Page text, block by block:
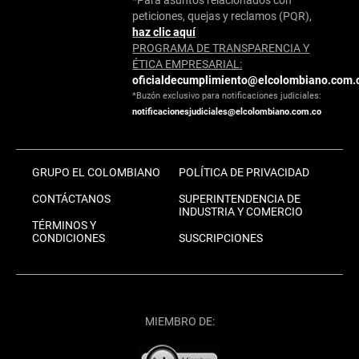
peticiones, quejas y reclamos (PQR),
haz clic aquí
PROGRAMA DE TRANSPARENCIA Y
ÉTICA EMPRESARIAL:
*Buzón exclusivo para notificaciones judiciales:
notificacionesjudiciales@elcolombiano.com.co
GRUPO EL COLOMBIANO
CONTÁCTANOS
TÉRMINOS Y
CONDICIONES
POLÍTICA DE PRIVACIDAD
SUPERINTENDENCIA DE
INDUSTRIA Y COMERCIO
SUSCRIPCIONES
MIEMBRO DE: